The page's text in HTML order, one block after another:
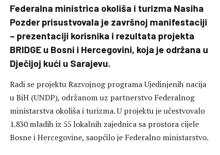
Federalna ministrica okoliša i turizma Nasiha
Pozder prisustvovala je završnoj manifestaciji
– prezentaciji korisnika i rezultata projekta
BRIDGE u Bosni i Hercegovini, koja je održana u
Dječijoj kući u Sarajevu.
Radi se projektu Razvojnog programa Ujedinjenih nacija
u BiH (UNDP), održanom uz partnerstvo Federalnog
ministarstva okoliša i turizma. U projektu je učestvovalo
1.830 mladih iz 55 lokalnih zajednica sa prostora cijele
Bosne i Hercegovine, saopćilo je Federalno ministarstvo.